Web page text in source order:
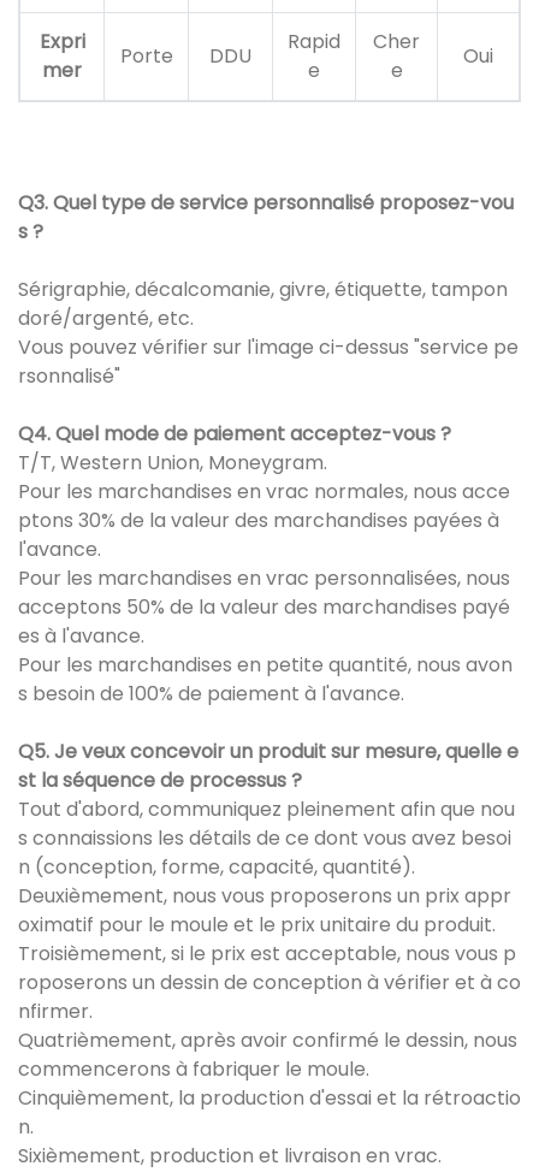
Expri
mer
Porte DDU
Rapid
e
Cher
e
Oui
Q3. Quel type de service personnalisé proposez-vou
s ?
Sérigraphie, décalcomanie, givre, étiquette, tampon
doré/argenté, etc.
Vous pouvez vérifier sur l'image ci-dessus "service pe
rsonnalisé"
Q4. Quel mode de paiement acceptez-vous ?
T/T, Western Union, Moneygram.
Pour les marchandises en vrac normales, nous acce
ptons 30% de la valeur des marchandises payées à
l'avance.
Pour les marchandises en vrac personnalisées, nous
acceptons 50% de la valeur des marchandises payé
es à l'avance.
Pour les marchandises en petite quantité, nous avon
s besoin de 100% de paiement à l'avance.
Q5. Je veux concevoir un produit sur mesure, quelle e
st la séquence de processus ?
Tout d'abord, communiquez pleinement afin que nou
s connaissions les détails de ce dont vous avez besoi
n (conception, forme, capacité, quantité).
Deuxièmement, nous vous proposerons un prix appr
oximatif pour le moule et le prix unitaire du produit.
Troisièmement, si le prix est acceptable, nous vous p
roposerons un dessin de conception à vérifier et à co
nfirmer.
Quatrièmement, après avoir confirmé le dessin, nous
commencerons à fabriquer le moule.
Cinquièmement, la production d'essai et la rétroactio
n.
Sixièmement, production et livraison en vrac.